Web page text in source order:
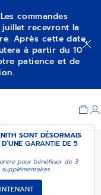
commandes
recevront la
Après cette date,
à partir du 10
patience et de
SONT DÉSORMAIS
D’UNEGARANTIE DE 5
pour bénéficier de 3
M’ALERTER